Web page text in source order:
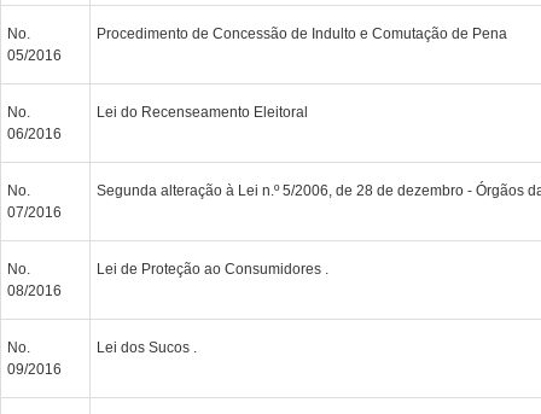
No.
05/2016
Procedimento de Concessão de Indulto e Comutação de Pena
No.
06/2016
Lei do Recenseamento Eleitoral
No.
07/2016
Segunda alteração à Lei n.º 5/2006, de 28 de dezembro - Órgãos
No.
08/2016
Lei de Proteção ao Consumidores .
No.
09/2016
Lei dos Sucos .